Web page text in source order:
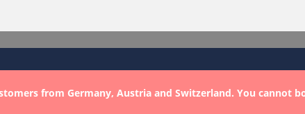
from Germany, Austria and Switzerland. You cannot